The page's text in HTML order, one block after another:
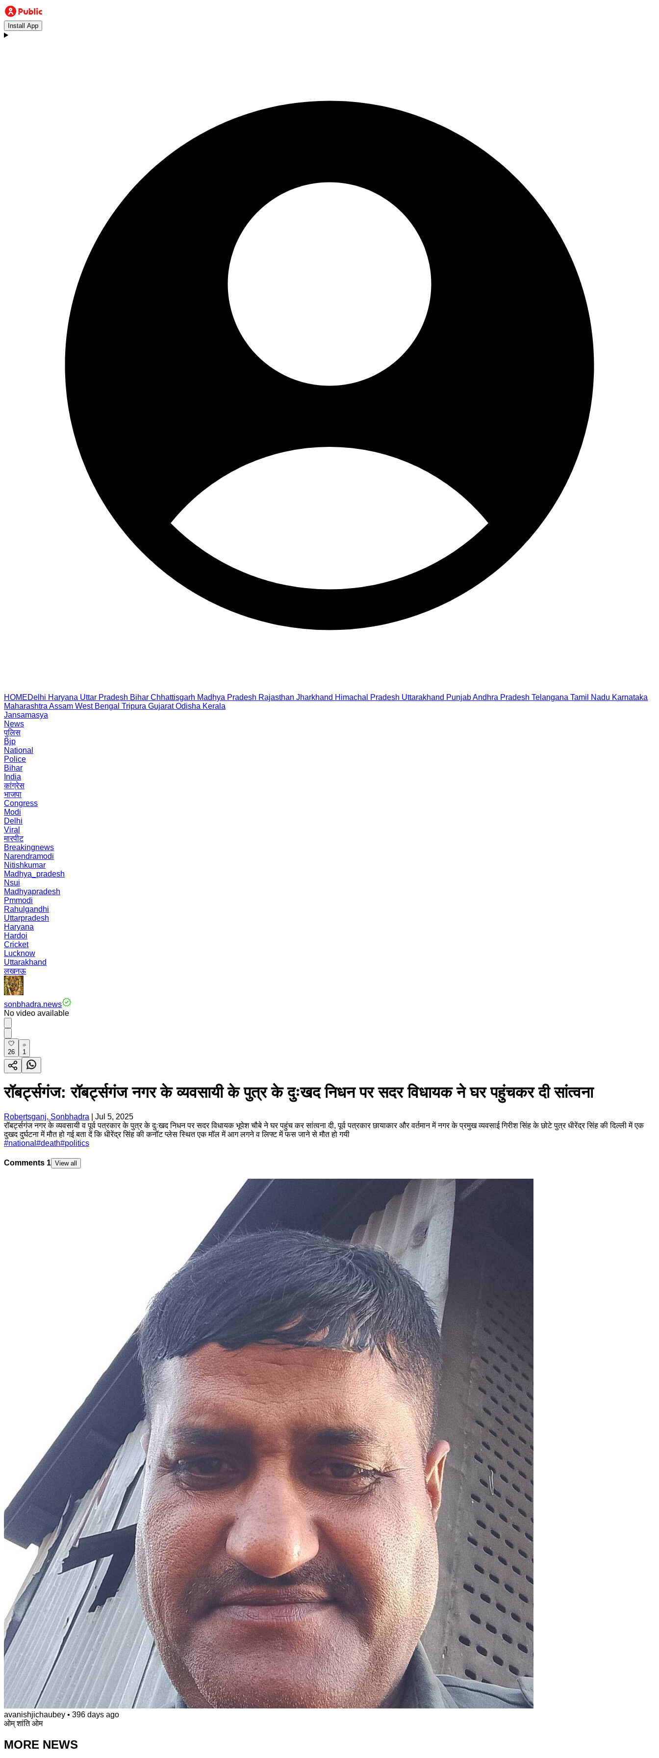
Install App
HOMEDelhi Haryana Uttar Pradesh Bihar Chhattisgarh Madhya Pradesh Rajasthan Jharkhand Himachal Pradesh Uttarakhand PunjabAndhra Pradesh Telangana Tamil Nadu Karnataka
Maharashtra Assam West Bengal Tripura Gujarat Odisha Kerala
Jansamasya
News
पुलिस
Bjp
National
Police
Bihar
India
कांग्रेस
भाजपा
Congress
Modi
Delhi
Viral
मारपीट
Breakingnews
Narendramodi
Nitishkumar
Madhya_pradesh
Nsui
Madhyapradesh
Pmmodi
Rahulgandhi
Uttarpradesh
Haryana
Hardoi
Cricket
Lucknow
Uttarakhand
लखनऊ
sonbhadra.news
No video available
26 1
रॉबर्ट्सगंज: रॉबर्ट्सगंज नगर के व्यवसायी के पुत्र के दुःखद निधन पर सदर विधायक ने घर पहुंचकर दी सांत्वना
Robertsganj, Sonbhadra
Jul 5, 2025
रॉबर्ट्सगंज नगर के व्यवसायी व पूर्व पत्रकार के पुत्र के दुःखद निधन पर सदर विधायक भूपेश चौबे ने घर पहुंच कर सांत्वना दी, पूर्व पत्रकार छायाकार और वर्तमान में नगर के प्रमुख व्यवसाई गिरीश सिंह के छोटे पुत्र धीरेंद्र सिंह की दिल्ली में एक
दुखद दुर्घटना में मौत हो गई बता दें कि धीरेंद्र सिंह की कनॉट प्लेस स्थित एक मॉल में आग लगने व लिफ्ट में फस जाने से मौत हो गयी
#national #death#politics
Comments 1 View all
avanishjichaubey • 396 days ago
ओम् शांति ओम
MORE NEWS